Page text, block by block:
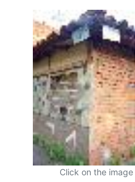
Click on the